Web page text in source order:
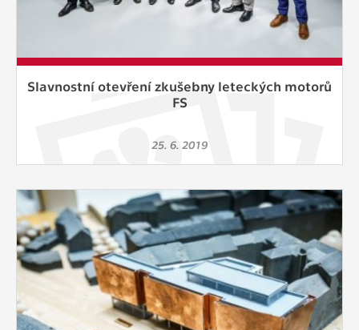
Slavnostní otevření zkušebny leteckých motorů
FS
25. 6. 2019